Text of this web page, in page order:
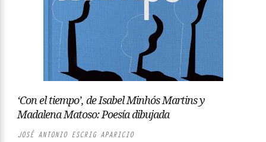
‘Con el tiempo’, de Isabel Minhós Martins y
Madalena Matoso: Poesía dibujada
JOSÉ ANTONIO ESCRIG APARICIO